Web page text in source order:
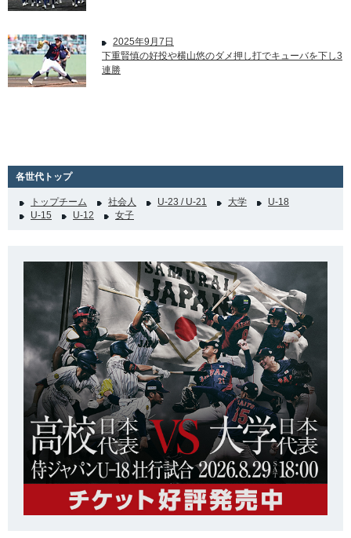
2025年9月7日
下重賢慎の好投や横山悠のダメ押し打でキューバを下し3
連勝
各世代トップ
トップチーム 社会人 U-23 / U-21 大学
U-18
U-15
U-12 女子